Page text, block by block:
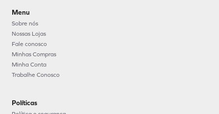
Menu
Sobre nós
Nossas Lojas
Fale conosco
Minhas Compras
Minha Conta
Trabalhe Conosco
Políticas